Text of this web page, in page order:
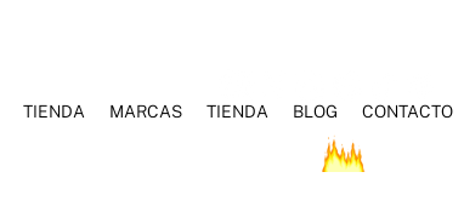
TIENDA MARCAS TIENDA BLOG CONTACTO